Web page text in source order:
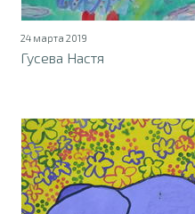
24 марта 2019
Гусева Настя